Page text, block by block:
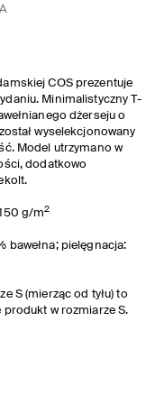
COS prezentuje
Minimalistyczny T-
dżerseju o
wyselekcjonowany
Model utrzymano w
dodatkowo
g/m2
bawełna; pielęgnacja:
S (mierząc od tyłu) to
w rozmiarze S.